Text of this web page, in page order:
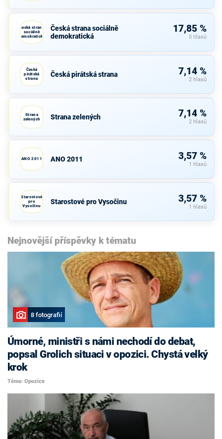
Česká strana
sociálně
demokratická
Česká strana sociálně
demokratická
17,85 %
5 hlasů
Česká
pirátská
strana
Česká pirátská strana 7,14 %
2 hlasů
Strana
zelených
Strana zelených 7,14 %
2 hlasů
ANO 2011 ANO 2011 3,57 %
1 hlasů
Starostové
pro
Vysočinu
Starostové pro Vysočinu 3,57 %
1 hlasů
Nejnovější příspěvky k tématu
8 fotografií
Úmorné, ministři s námi nechodí do debat,
popsal Grolich situaci v opozici. Chystá velký
krok
Téma: Opozice